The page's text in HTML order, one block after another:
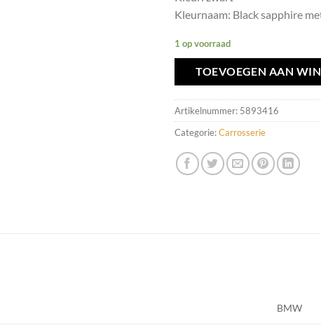
Kleurnaam: Black sapphire
1 op voorraad
TOEVOEGEN AAN
Artikelnummer: 5893416
Categorie:Carrosserie
BMW